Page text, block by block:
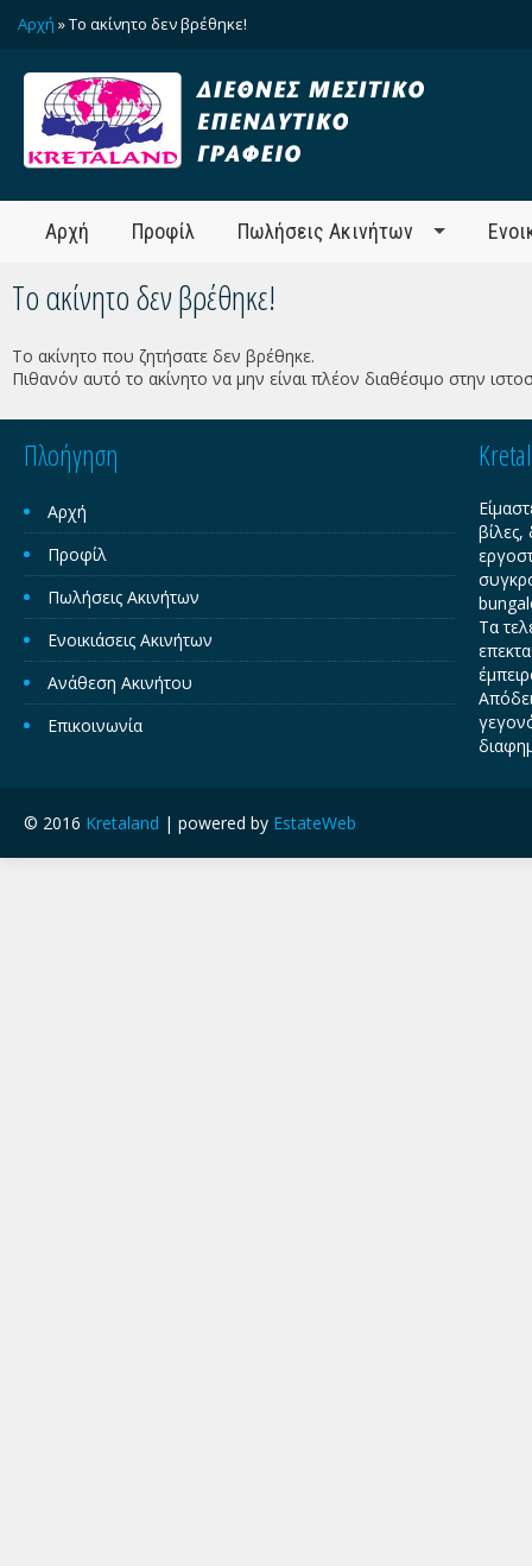
Αρχή » Το ακίνητο δεν βρέθηκε!
Αρχή Προφίλ Πωλήσεις Ακινήτων
Το ακίνητο δεν βρέθηκε!
Το ακίνητο που ζητήσατε δεν βρέθηκε.
Πιθανόν αυτό το ακίνητο να μην είναι πλέον διαθέσιμο στην
Πλοήγηση
Αρχή
Προφίλ
Πωλήσεις Ακινήτων
Ενοικιάσεις Ακινήτων
Ανάθεση Ακινήτου
Επικοινωνία
βίλες,
Τα
© 2016 Kretaland | powered by EstateWeb